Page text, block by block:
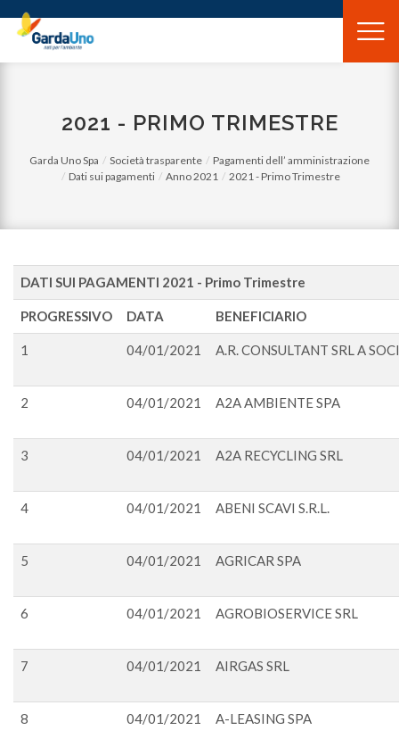
Gardauno
Spa
2021 - PRIMO TRIMESTRE
Garda Uno Spa Società trasparente
Pagamenti dell’ amministrazione
Dati sui pagamenti
Anno 2021 2021 - Primo Trimestre
DATI SUI PAGAMENTI 2021 - Primo Trimestre
PROGRESSIVO DATA BENEFICIARIO
1 04/01/2021 A.R. CONSULTANT SRL A
2 04/01/2021 A2A AMBIENTE SPA
3 04/01/2021 A2A RECYCLING SRL
4 04/01/2021 ABENI SCAVI S.R.L.
5 04/01/2021 AGRICAR SPA
6 04/01/2021 AGROBIOSERVICE SRL
7 04/01/2021 AIRGAS SRL
8 04/01/2021 A-LEASING SPA